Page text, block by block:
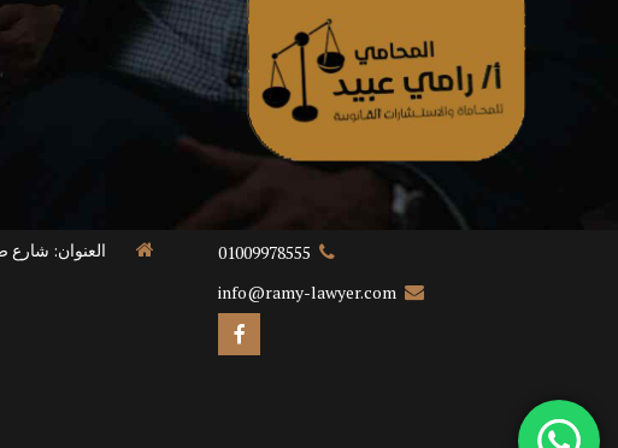
01009978555
info@ramy-lawyer.com
العنوان: شارع